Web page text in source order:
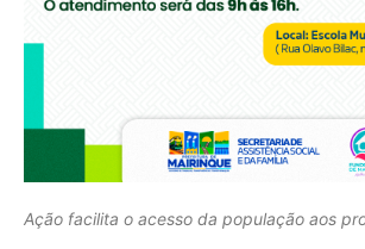
Ação facilita o acesso da população aos